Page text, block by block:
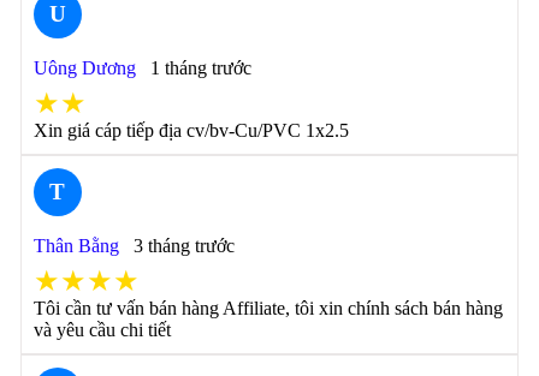
U
Uông Dương 1 tháng trước
★★
Xin giá cáp tiếp địa cv/bv-Cu/PVC 1x2.5
T
Thân Bằng 3 tháng trước
★★★★
Tôi cần tư vấn bán hàng Affiliate, tôi xin chính sách bán hàng
và yêu cầu chi tiết